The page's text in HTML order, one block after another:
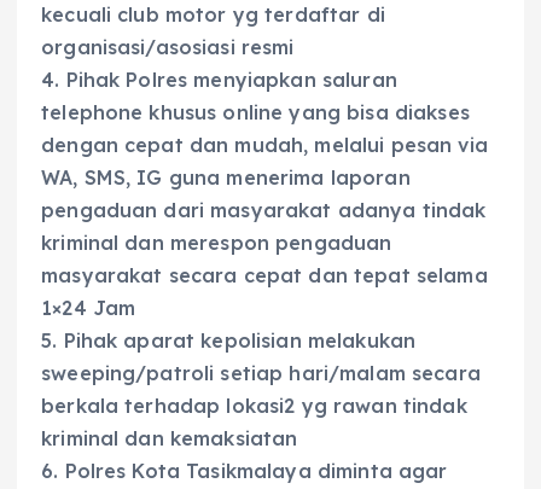
kecuali club motor yg terdaftar di
organisasi/asosiasi resmi
4. Pihak Polres menyiapkan saluran
telephone khusus online yang bisa diakses
dengan cepat dan mudah, melalui pesan via
WA, SMS, IG guna menerima laporan
pengaduan dari masyarakat adanya tindak
kriminal dan merespon pengaduan
masyarakat secara cepat dan tepat selama
1×24 Jam
5. Pihak aparat kepolisian melakukan
sweeping/patroli setiap hari/malam secara
berkala terhadap lokasi2 yg rawan tindak
kriminal dan kemaksiatan
6. Polres Kota Tasikmalaya diminta agar